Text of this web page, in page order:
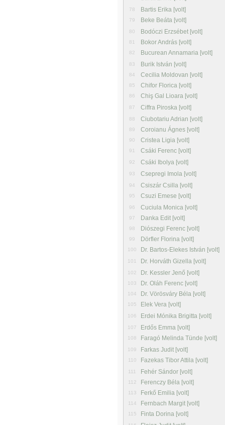
78 Bartis Erika [volt]
79 Beke Beáta [volt]
80 Bodóczi Erzsébet [volt]
81 Bokor András [volt]
82 Bucurean Annamaria [volt]
83 Burik István [volt]
84 Cecilia Moldovan [volt]
85 Chifor Florica [volt]
86 Chiş Gal Lioara [volt]
87 Ciffra Piroska [volt]
88 Ciubotariu Adrian [volt]
89 Coroianu Ágnes [volt]
90 Cristea Ligia [volt]
91 Csáki Ferenc [volt]
92 Csáki Ibolya [volt]
93 Csepregi Imola [volt]
94 Csiszár Csilla [volt]
95 Csuzi Emese [volt]
96 Cuciula Monica [volt]
97 Danka Edit [volt]
98 Diószegi Ferenc [volt]
99 Dörfler Florina [volt]
100 Dr. Bartos-Elekes István [volt]
101 Dr. Horváth Gizella [volt]
102 Dr. Kessler Jenő [volt]
103 Dr. Oláh Ferenc [volt]
104 Dr. Vörösváry Béla [volt]
105 Elek Vera [volt]
106 Erdei Mónika Brigitta [volt]
107 Erdős Emma [volt]
108 Faragó Melinda Tünde [volt]
109 Farkas Judit [volt]
110 Fazekas Tibor Attila [volt]
111 Fehér Sándor [volt]
112 Ferenczy Béla [volt]
113 Ferkő Emilia [volt]
114 Fernbach Margit [volt]
115 Finta Dorina [volt]